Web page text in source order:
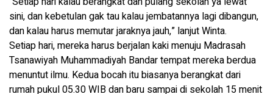
sini, dan kebetulan gak tau kalau jembatannya lagi dibangun,
dan kalau harus memutar jaraknya jauh,” lanjut Winta.
Setiap hari, mereka harus berjalan kaki menuju Madrasah
Tsanawiyah Muhammadiyah Bandar tempat mereka berdua
menuntut ilmu. Kedua bocah itu biasanya berangkat dari
rumah pukul 05.30 WIB dan baru sampai di sekolah 15 menit